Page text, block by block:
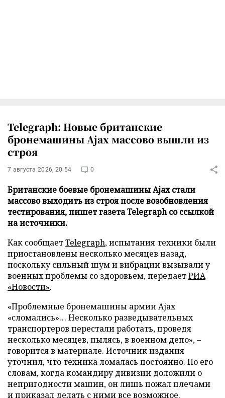
Telegraph: Новые британские
бронемашины Ajax массово вышли из
строя
7 августа 2026, 20:54 0
Британские боевые бронемашины Ajax стали
массово выходить из строя после возобновления
тестирования, пишет газета Telegraph со ссылкой
на источники.
Как сообщаетTelegraph, испытания техники были
приостановлены несколько месяцев назад,
поскольку сильный шум и вибрации вызывали у
военных проблемы со здоровьем, передаетРИА
«Новости».
«Проблемные бронемашины армии Ajax
«сломались»… Несколько разведывательных
транспортеров перестали работать, проведя
несколько месяцев, пылясь, в военном депо», –
говорится в материале. Источник издания
уточнил, что техника ломалась постоянно. По его
словам, когда командиру дивизии доложили о
непригодности машин, он лишь пожал плечами
и приказал делать с ними все возможное.